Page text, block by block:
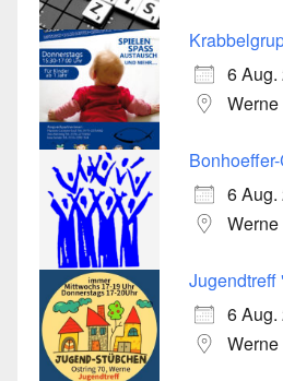
6 Aug.
Werne
6 Aug.
Werne
Jugendtreff
6 Aug.
Werne